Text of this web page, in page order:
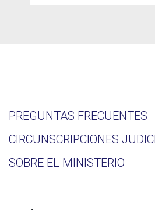
PREGUNTAS FRECUENTES
CIRCUNSCRIPCIONES
SOBRE EL MINISTERIO